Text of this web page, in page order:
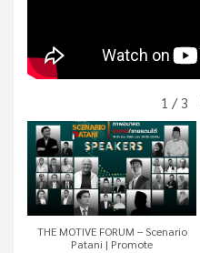
1 / 3
THE MOTIVE FORUM – Scenario
Patani | Promote